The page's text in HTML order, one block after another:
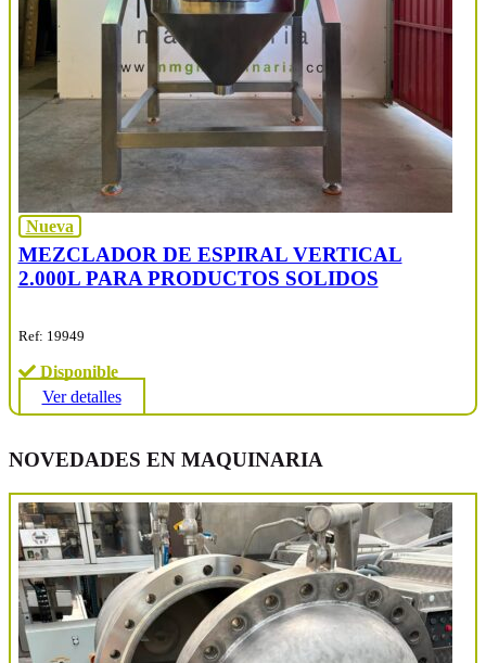
Nueva
MEZCLADOR DE ESPIRAL VERTICAL
2.000L PARA PRODUCTOS SOLIDOS
Ref: 19949
Disponible
Ver detalles
NOVEDADES EN MAQUINARIA